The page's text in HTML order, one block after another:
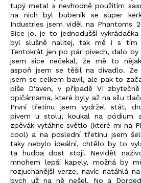
tupý metal s nevhodně použitím
na nich byl bubeník se super
Industries jsem viděl na Phantoms
Sice jo, je to jednodušší
byl slušně nalitej, tak mě i s tím
Tentokrát jen po pár pivech, dalo
jsem sice nečekal, že mě to
aspoň jsem se těšil na divadlo. Ze
jsem se celkem bavil, ale pak to
píše D'aven, v případě VI
opičárnama, které byly až na sílu
První třetinu jsem vydržel stát,
pivem u stolu, koukal na pódium
zpěvák vytáhne světlo (které mi na
cool) a na poslední třetinu jsem
taky nebylo ideální, chtělo by to
ta hudba dost stojí. Nevidět
mnohem lepší kapely, možná by
rozjuchanější verze, navíc natáhlá
bych už na ně nešel. No a